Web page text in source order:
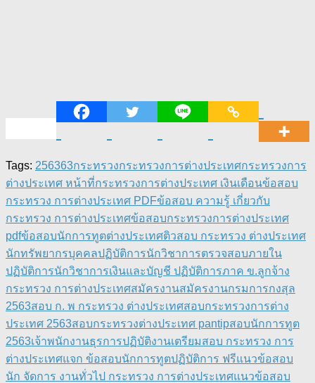
Tags: 256363กระทรวงกระทรวงการต่างประเทศกระทรวงการ
ต่างประเทศ หน้าที่กระทรวงการต่างประเทศ เงินเดือนข้อสอบ
กระทรวง การต่างประเทศ PDFข้อสอบ ความรู้ เกี่ยวกับ
กระทรวง การต่างประเทศข้อสอบกระทรวงการต่างประเทศ
pdfข้อสอบนักการทูตต่างประเทศติวสอบ กระทรวง ต่างประเทศ
นักทรัพยากรบุคคลปฏิบัติการนักวิชาการตรวจสอบภายใน
ปฏิบัติการนักวิชาการเงินและบัญชี ปฏิบัติการภาค ข.ลูกจ้าง
กระทรวง การต่างประเทศสมัครงานสมัครงานกรมการกงสุล
2563สอบ ก. พ กระทรวง ต่างประเทศสอบกระทรวงการต่าง
ประเทศ 2563สอบกระทรวงต่างประเทศ pantipสอบนักการทูต
2563เจ้าพนักงานธุรการปฏิบัติงานเตรียมสอบ กระทรวง การ
ต่างประเทศแจก ข้อสอบนักการทูตปฏิบัติการ ฟรีแนวข้อสอบ
นัก จัดการ งานทั่วไป กระทรวง การต่างประเทศแนวข้อสอบ